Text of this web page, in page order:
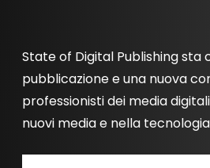
State of Digital Publishing sta
pubblicazione e una nuova
professionisti dei media
nuovi media e nella